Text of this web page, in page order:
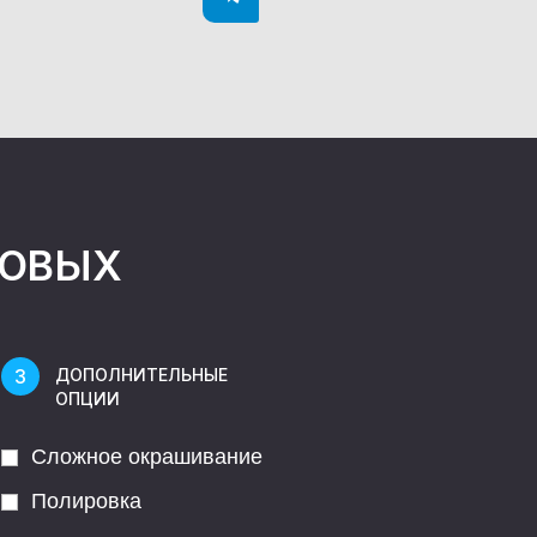
ДОПОЛНИТЕЛЬНЫЕ
ОПЦИИ
Сложное окрашивание
Полировка